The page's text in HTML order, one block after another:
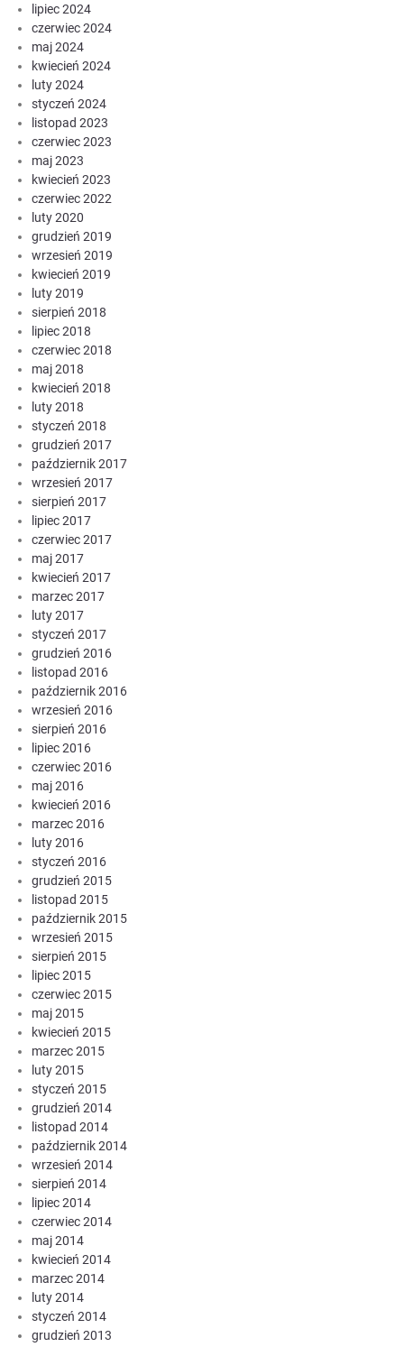
lipiec 2024
czerwiec 2024
maj 2024
kwiecień 2024
luty 2024
styczeń 2024
listopad 2023
czerwiec 2023
maj 2023
kwiecień 2023
czerwiec 2022
luty 2020
grudzień 2019
wrzesień 2019
kwiecień 2019
luty 2019
sierpień 2018
lipiec 2018
czerwiec 2018
maj 2018
kwiecień 2018
luty 2018
styczeń 2018
grudzień 2017
październik 2017
wrzesień 2017
sierpień 2017
lipiec 2017
czerwiec 2017
maj 2017
kwiecień 2017
marzec 2017
luty 2017
styczeń 2017
grudzień 2016
listopad 2016
październik 2016
wrzesień 2016
sierpień 2016
lipiec 2016
czerwiec 2016
maj 2016
kwiecień 2016
marzec 2016
luty 2016
styczeń 2016
grudzień 2015
listopad 2015
październik 2015
wrzesień 2015
sierpień 2015
lipiec 2015
czerwiec 2015
maj 2015
kwiecień 2015
marzec 2015
luty 2015
styczeń 2015
grudzień 2014
listopad 2014
październik 2014
wrzesień 2014
sierpień 2014
lipiec 2014
czerwiec 2014
maj 2014
kwiecień 2014
marzec 2014
luty 2014
styczeń 2014
grudzień 2013